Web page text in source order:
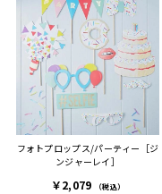
を選んでよかったし他の友
人にもお勧めしたいと感じ
ました。
また、こちら不注意でメー
ルアドレスを誤って入力し
登録してログインできなく
困った際にも、迅速に回答
連絡があり大変助かりまし
フォトプロップス/パーティー［ジ
ンジャーレイ］
￥2,079 （税込）